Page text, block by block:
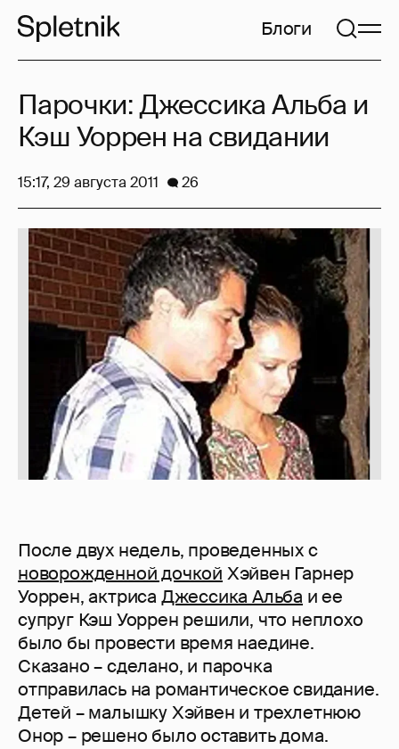
Блоги
После двух недель, проведенных с
новорожденной дочкой Хэйвен Гарнер
Уоррен, актриса Джессика Альба и ее
супруг Кэш Уоррен решили, что неплохо
было бы провести время наедине.
Сказано – сделано, и парочка
отправилась на романтическое свидание.
Детей – малышку Хэйвен и трехлетнюю
Онор – решено было оставить дома.
Парочки: Джессика Альба и
Кэш Уоррен на свидании
15:17, 29 августа 2011 26